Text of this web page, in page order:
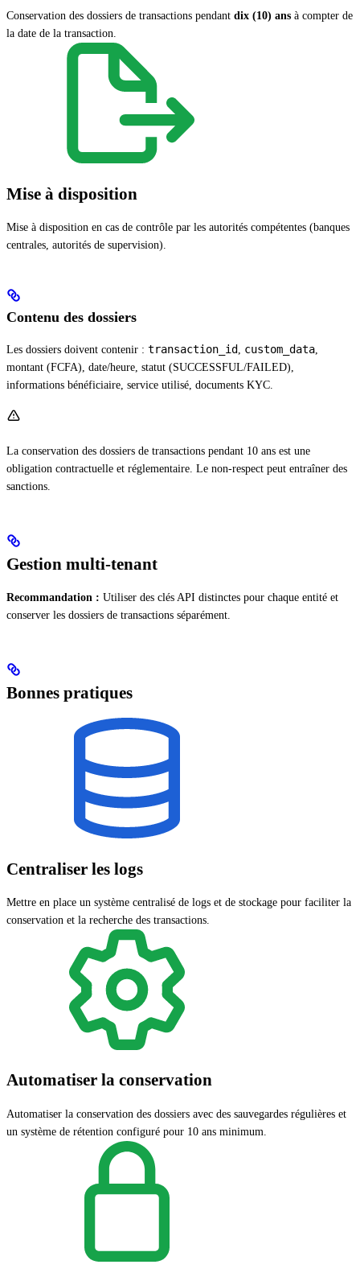
Conservation des dossiers de transactions pendant dix (10) ans à compter de
la date de la transaction.
Mise à disposition
Mise à disposition en cas de contrôle par les autorités compétentes (banques
centrales, autorités de supervision).
Contenu des dossiers
Les dossiers doivent contenir : transaction_id , custom_data,
montant (FCFA), date/heure, statut (SUCCESSFUL/FAILED),
informations bénéficiaire, service utilisé, documents KYC.
La conservation des dossiers de transactions pendant 10 ans est une
obligation contractuelle et réglementaire. Le non-respect peut entraîner des
sanctions.
Gestion multi-tenant
Recommandation : Utiliser des clés API distinctes pour chaque entité et
conserver les dossiers de transactions séparément.
Bonnes pratiques
Centraliser les logs
Mettre en place un système centralisé de logs et de stockage pour faciliter la
conservation et la recherche des transactions.
Automatiser la conservation
Automatiser la conservation des dossiers avec des sauvegardes régulières et
un système de rétention configuré pour 10 ans minimum.